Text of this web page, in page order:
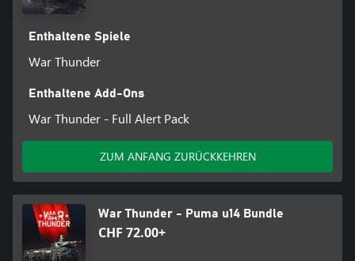
Enthaltene Spiele
War Thunder
Enthaltene Add-Ons
War Thunder - Full Alert Pack
ZUM ANFANG ZURÜCKKEHREN
War Thunder - Puma u14 Bundle
CHF 72.00+